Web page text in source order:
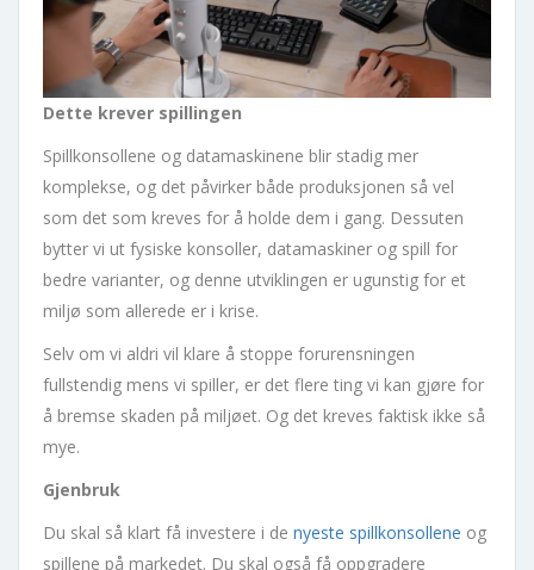
Dette krever spillingen
Spillkonsollene og datamaskinene blir stadig mer
komplekse, og det påvirker både produksjonen så vel
som det som kreves for å holde dem i gang. Dessuten
bytter vi ut fysiske konsoller, datamaskiner og spill for
bedre varianter, og denne utviklingen er ugunstig for et
miljø som allerede er i krise.
Selv om vi aldri vil klare å stoppe forurensningen
fullstendig mens vi spiller, er det flere ting vi kan gjøre for
å bremse skaden på miljøet. Og det kreves faktisk ikke så
mye.
Gjenbruk
Du skal så klart få investere i de nyeste spillkonsollene og
spillene på markedet. Du skal også få oppgradere